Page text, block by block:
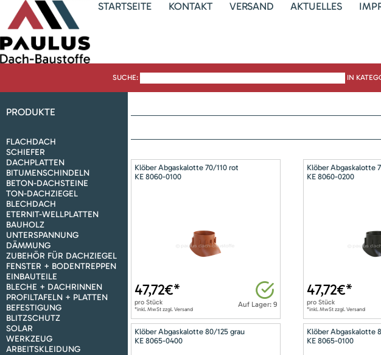
STARTSEITE KONTAKT VERSAND AKTUELLES
SUCHE: IN
PRODUKTE
FLACHDACH
SCHIEFER
DACHPLATTEN
BITUMENSCHINDELN
BETON-DACHSTEINE
TON-DACHZIEGEL
BLECHDACH
ETERNIT-WELLPLATTEN
BAUHOLZ
UNTERSPANNUNG
DÄMMUNG
ZUBEHÖR FÜR DACHZIEGEL
FENSTER + BODENTREPPEN
EINBAUTEILE
BLECHE + DACHRINNEN
PROFILTAFELN + PLATTEN
BEFESTIGUNG
BLITZSCHUTZ
SOLAR
WERKZEUG
ARBEITSKLEIDUNG
Klöber Abgaskalotte 70/110 rot
KE 8060-0100
Auf Lager: 9
47,72€*
pro Stück
*inkl. MwSt zzgl. Versand
Klöber Abgaskalotte
KE 8060-0200
47,72€*
pro Stück
*inkl. MwSt zzgl. Versand
Klöber Abgaskalotte 80/125 grau
KE 8065-0400
Klöber Abgaskalotte
KE 8065-0100